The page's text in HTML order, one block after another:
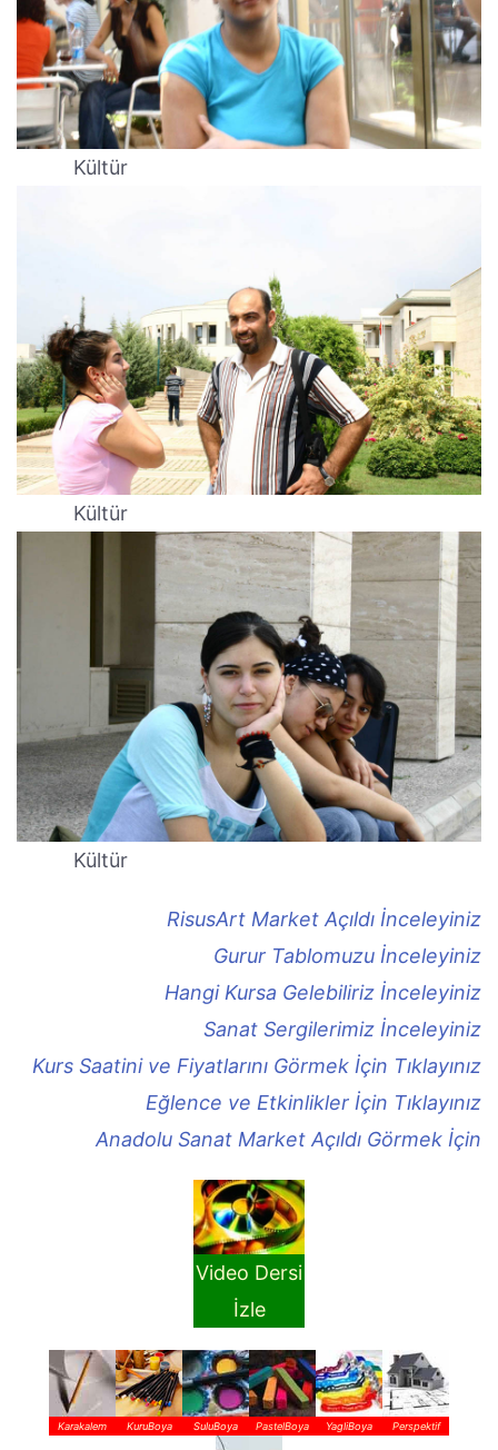
Kültür
Kültür
Kültür
RisusArt Market Açıldı İnceleyiniz
Gurur Tablomuzu İnceleyiniz
Hangi Kursa Gelebiliriz İnceleyiniz
Sanat Sergilerimiz İnceleyiniz
Kurs Saatini ve Fiyatlarını Görmek İçin Tıklayınız
Eğlence ve Etkinlikler İçin Tıklayınız
Anadolu Sanat Market Açıldı Görmek İçin
Video Dersi
İzle
Karakalem KuruBoya SuluBoya PastelBoya YagliBoya Perspektif